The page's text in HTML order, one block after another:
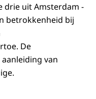
drie uit Amsterdam -
betrokkenheid bij
De
van